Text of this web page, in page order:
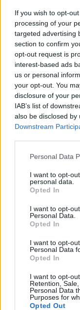
If you wish to opt-
processing of your
targeted advertising
section to confirm
opt-out request is
interest-based ads
us or personal
your opt-out. You
disclosure of your
IAB’s list of
also be disclosed
Downstream
Personal Data
I want to opt-
personal data.
Opted In
I want to opt-
Personal Data.
Opted In
I want to opt-
Personal Data
Opted In
I want to opt-
Retention,
Personal Data
Purposes for
Opted Out
„Odontologai
papilomos viruso
„Odontologai
– nuosprendis?
Odontologai
gydomas
Laidos | Odontologai
„Odontologai
Turkijoje pasekmės
Laidos | Odontologai
„Odontologai
vaiko burnos